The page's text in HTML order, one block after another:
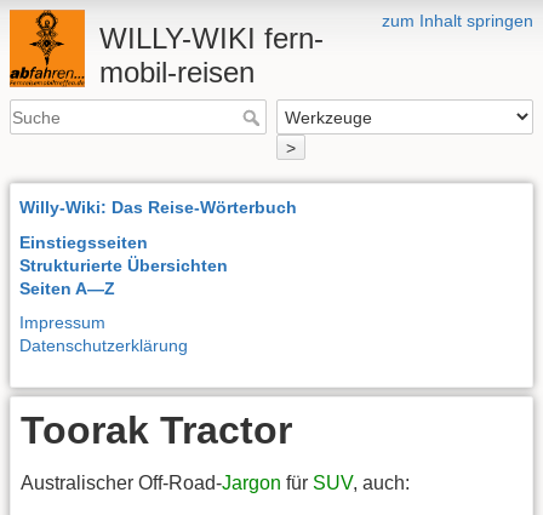
zum Inhalt springen
WILLY-WIKI fern-
mobil-reisen
>
Willy-Wiki: Das Reise-Wörterbuch
Einstiegsseiten
Strukturierte Übersichten
Seiten A—Z
Impressum
Datenschutzerklärung
Toorak Tractor
Australischer Off-Road-Jargon für SUV, auch: